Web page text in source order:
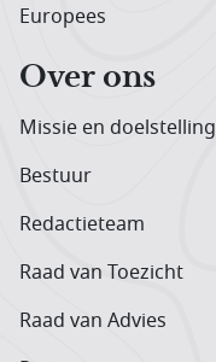
Europees
Over ons
Missie en doelstelling
Bestuur
Redactieteam
Raad van Toezicht
Raad van Advies